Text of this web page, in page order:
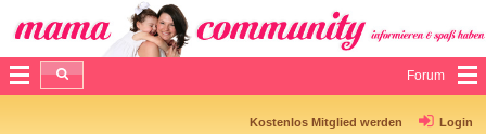
Forum
Kostenlos Mitglied werden Login